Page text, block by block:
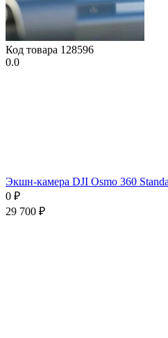
Код товара 128596
0.0
Экшн-камера DJI Osmo 360
0 ₽
29 700 ₽